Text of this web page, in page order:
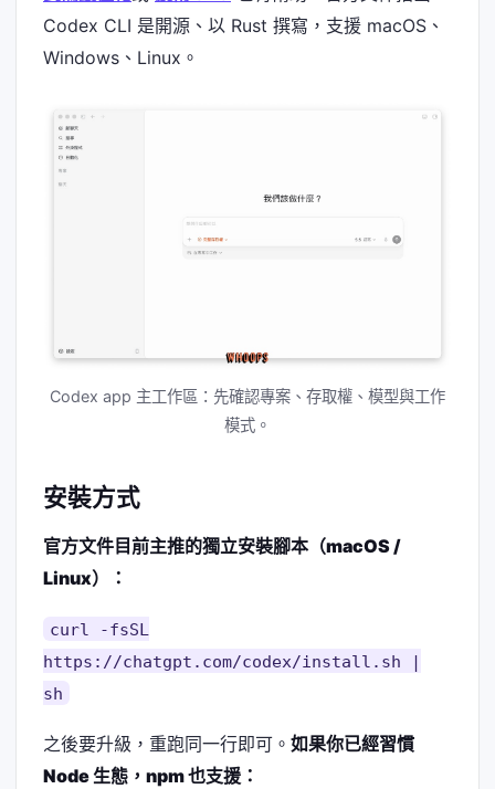
Codex CLI 是開源、以 Rust 撰寫，支援 macOS、
Windows、Linux。
Codex app 主工作區：先確認專案、存取權、模型與工作
模式。
安裝方式
官方文件目前主推的獨立安裝腳本（macOS /
Linux）：
curl -fsSL
https://chatgpt.com/codex/install.sh |
sh
之後要升級，重跑同一行即可。 如果你已經習慣
Node 生態，npm 也支援：